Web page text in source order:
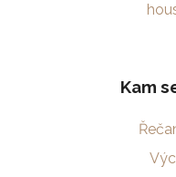
Kam